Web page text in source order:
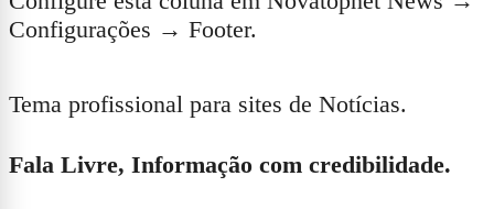
Configurações → Footer.
Tema profissional para sites de Notícias.
Fala Livre, Informação com credibilidade.